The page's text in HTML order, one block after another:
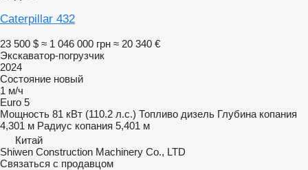
Caterpillar 432
23 500 $ ≈ 1 046 000 грн ≈ 20 340 €
Экскаватор-погрузчик
2024
Состояние новый
1 м/ч
Euro 5
Мощность 81 кВт (110.2 л.с.) Топливо дизель Глубина копания
4,301 м Радиус копания 5,401 м
Китай
Shiwen Construction Machinery Co., LTD
Связаться с продавцом